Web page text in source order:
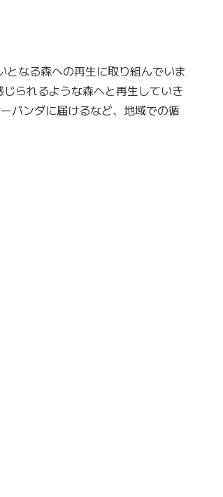
なる森への再生に取り組んでいま
られるような森へと再生していき
パンダに届けるなど、地域での循